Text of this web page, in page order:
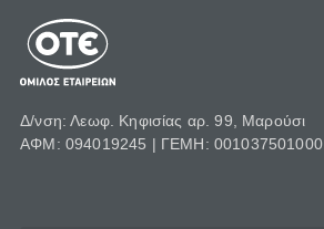
Δ/νση: Λεωφ. Κηφισίας αρ. 99, Μαρούσι
ΑΦΜ: 094019245 | ΓΕΜΗ: 001037501000